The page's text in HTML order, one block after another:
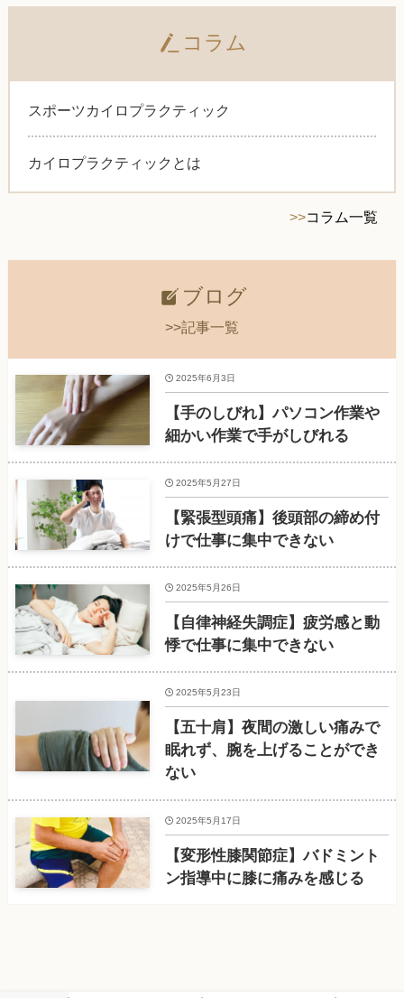
コラム
スポーツカイロプラクティック
カイロプラクティックとは
>>コラム一覧
ブログ
>>記事一覧
【手のしびれ】パソコン作業や
細かい作業で手がしびれる
2025年6月3日
【緊張型頭痛】後頭部の締め付
けで仕事に集中できない
2025年5月27日
【自律神経失調症】疲労感と動
悸で仕事に集中できない
2025年5月26日
【五十肩】夜間の激しい痛みで
眠れず、腕を上げることができ
ない
2025年5月23日
【変形性膝関節症】バドミント
ン指導中に膝に痛みを感じる
2025年5月17日